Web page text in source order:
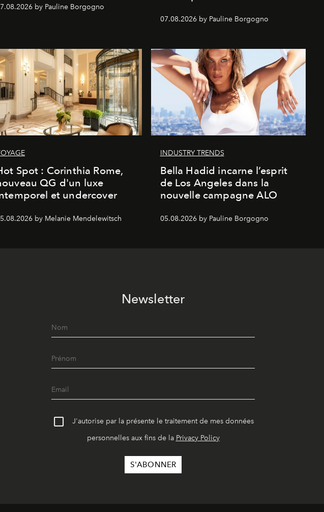
by Pauline Borgogno
07.08.2026 by Pauline Borgogno
Spot : Corinthia Rome,
QG d'un luxe
et undercover
by Melanie Mendelewitsch
INDUSTRY TRENDS
Bella Hadid incarne l’esprit
de Los Angeles dans la
nouvelle campagne ALO
05.08.2026 by Pauline Borgogno
Newsletter
J'autorise par la présente le traitement de mes données
personnelles aux fins de la Privacy Policy